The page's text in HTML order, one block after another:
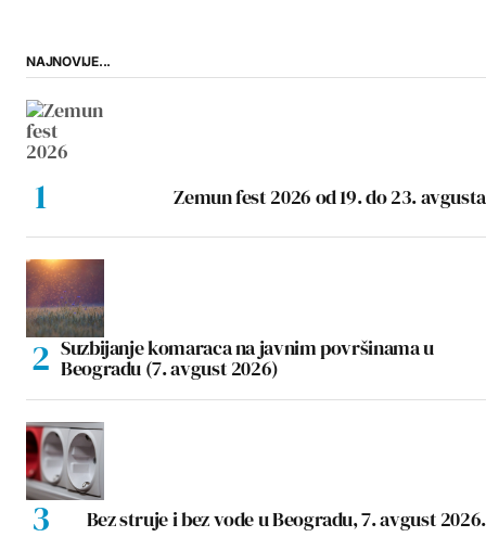
NAJNOVIJE...
Zemun fest 2026 od 19. do 23. avgusta
Suzbijanje komaraca na javnim površinama u
Beogradu (7. avgust 2026)
Bez struje i bez vode u Beogradu, 7. avgust 2026.